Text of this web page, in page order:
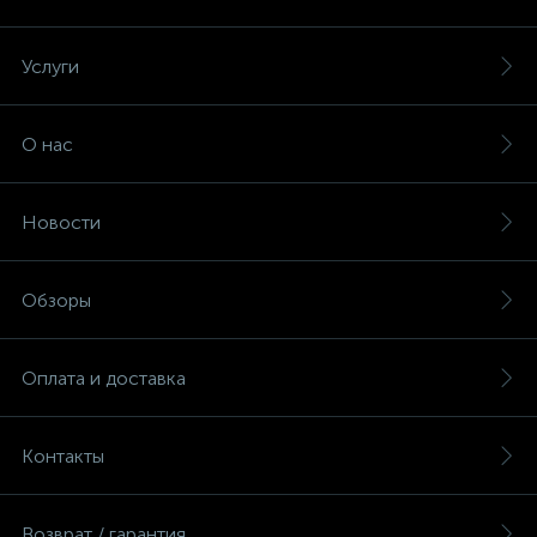
Услуги
О нас
Новости
Обзоры
Оплата и доставка
Контакты